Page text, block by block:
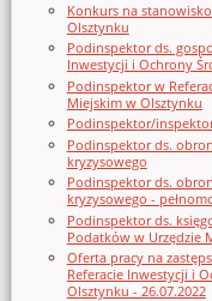
Konkurs na
Olsztynku
Podinspektor ds.
Inwestycji i Ochrony
Podinspektor w
Miejskim w Olsztynku
Podinspektor/
Podinspektor ds.
kryzysowego
Podinspektor ds.
kryzysowego -
Podinspektor ds.
Podatków w Urzędzie
Oferta pracy na
Referacie Inwestycji i
Olsztynku - 26.07.2022